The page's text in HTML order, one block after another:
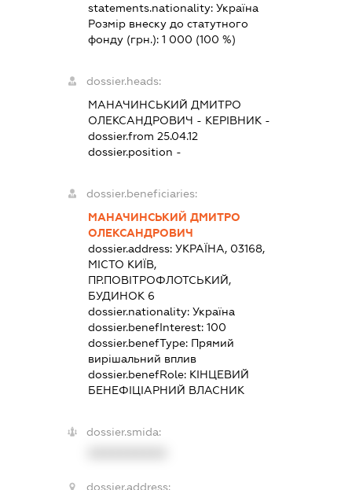
statements.nationality: Україна
Розмір внеску до статутного
фонду (грн.): 1 000 (100 %)
dossier.heads:
МАНАЧИНСЬКИЙ ДМИТРО
ОЛЕКСАНДРОВИЧ - КЕРІВНИК-
dossier.from 25.04.12
dossier.position -
dossier.beneficiaries:
МАНАЧИНСЬКИЙ ДМИТРО
ОЛЕКСАНДРОВИЧ
dossier.address: УКРАЇНА, 03168,
МІСТО КИЇВ,
ПР.ПОВІТРОФЛОТСЬКИЙ,
БУДИНОК 6
dossier.nationality: Україна
dossier.benefInterest: 100
dossier.benefType: Прямий
вирішальний вплив
dossier.benefRole: КІНЦЕВИЙ
БЕНЕФІЦІАРНИЙ ВЛАСНИК
dossier.smida:
dossier.address: